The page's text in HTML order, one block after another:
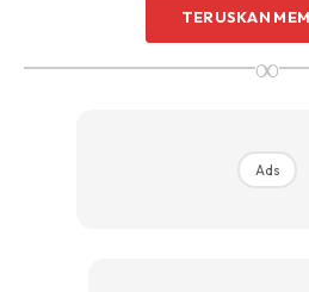
TERUSKAN
∞
Ads